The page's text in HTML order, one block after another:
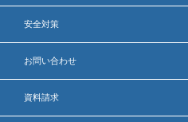
安全対策
お問い合わせ
資料請求